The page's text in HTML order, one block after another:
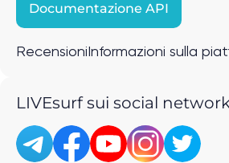
Documentazione API
Recensioni Informazioni sulla
LIVEsurf sui social